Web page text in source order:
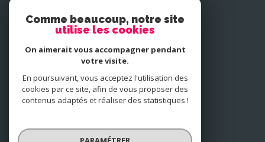
CHARLEVILLE-MEZIERES
NOUS
Comme beaucoup, notre site
utilise les cookies
On aimerait vous accompagner pendant
votre visite.
En poursuivant, vous acceptez l'utilisation des
cookies par ce site, afin de vous proposer des
contenus adaptés et réaliser des statistiques !